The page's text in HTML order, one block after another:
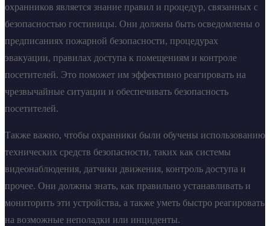
охранников является знание правил и процедур, связанных с
безопасностью гостиницы. Они должны быть осведомлены о
предписаниях пожарной безопасности, процедурах
эвакуации, правилах доступа к помещениям и контроле
посетителей. Это поможет им эффективно реагировать на
чрезвычайные ситуации и обеспечивать безопасность
посетителей.
Также важно, чтобы охранники были обучены использованию
технических средств безопасности, таких как системы
видеонаблюдения, датчики движения, контроль доступа и
прочее. Они должны знать, как правильно устанавливать и
мониторить эти устройства, а также уметь быстро реагировать
на возможные неполадки или инциденты.